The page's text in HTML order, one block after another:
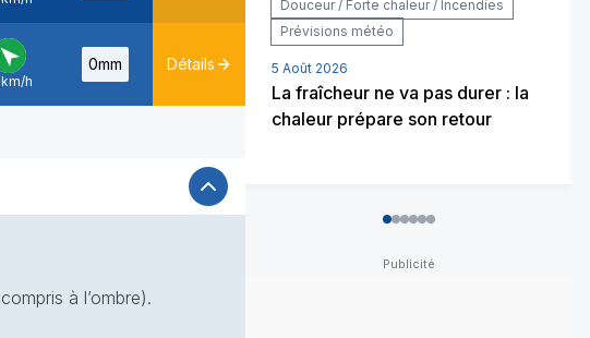
SE -
SE -
km/h
0mm Détails
à l’ombre).
Douceur / Forte chaleur / Incendies
Prévisions météo
5 Août 2026
La fraîcheur ne va pas durer : la
chaleur prépare son retour